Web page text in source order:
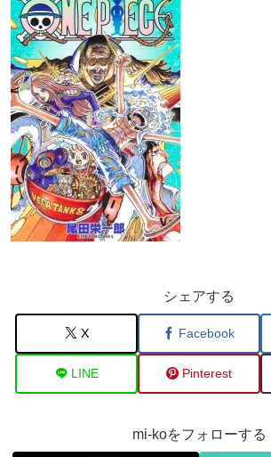
シェアする
X Facebook
LINE Pinterest
mi-koをフォローする